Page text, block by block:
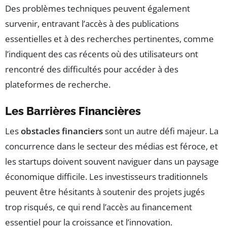
Des problèmes techniques peuvent également
survenir, entravant l’accès à des publications
essentielles et à des recherches pertinentes, comme
l’indiquent des cas récents où des utilisateurs ont
rencontré des difficultés pour accéder à des
plateformes de recherche.
Les Barrières Financières
Lesobstacles financierssont un autre défi majeur. La
concurrence dans le secteur des médias est féroce, et
les startups doivent souvent naviguer dans un paysage
économique difficile. Les investisseurs traditionnels
peuvent être hésitants à soutenir des projets jugés
trop risqués, ce qui rend l’accès au financement
essentiel pour la croissance et l’innovation.